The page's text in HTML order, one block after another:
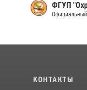
ФГУП
КОНТАКТЫ